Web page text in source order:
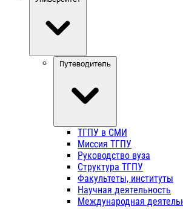
Путеводитель
ТГПУ в СМИ
Миссия ТГПУ
Руководство вуза
Структура ТГПУ
Факультеты, институты
Научная деятельность
Международная